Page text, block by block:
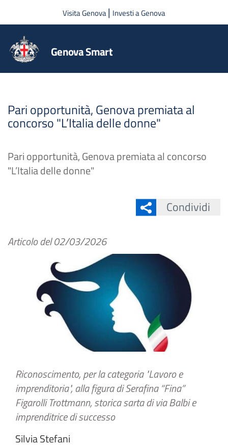
Salta al contenuto principale
Visita Genova| Investi a Genova
Genova Smart
Pari opportunità, Genova premiata al
concorso "L’Italia delle donne"
Pari opportunità, Genova premiata al concorso
"L’Italia delle donne"
Condividi
Articolo del02/03/2026
Riconoscimento, per la categoria "Lavoro e
imprenditoria", alla figura di Serafina “Fina”
Figarolli Trottmann, storica sarta di via Balbi e
imprenditrice di successo
Silvia Stefani